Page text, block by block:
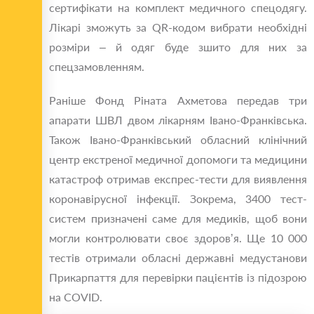
сертифікати на комплект медичного спецодягу.
Лікарі зможуть за QR-кодом вибрати необхідні
розміри – й одяг буде зшито для них за
спецзамовленням.
Раніше Фонд Ріната Ахметова передав три
апарати ШВЛ двом лікарням Івано-Франківська.
Також Івано-Франківський обласний клінічний
центр екстреної медичної допомоги та медицини
катастроф отримав експрес-тести для виявлення
коронавірусної інфекції. Зокрема, 3400 тест-
систем призначені саме для медиків, щоб вони
могли контролювати своє здоров’я. Ще 10 000
тестів отримали обласні державні медустанови
Прикарпаття для перевірки пацієнтів із підозрою
на COVID.